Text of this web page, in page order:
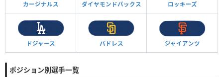
カージナルス ダイヤモンドバックス ロッキーズ
ドジャース パドレス ジャイアンツ
ポジション別選手一覧